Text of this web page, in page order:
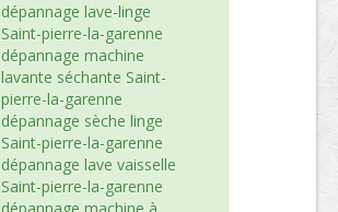
dépannage lave-linge
Saint-pierre-la-garenne
dépannage machine
lavante séchante Saint-
pierre-la-garenne
dépannage sèche linge
Saint-pierre-la-garenne
dépannage lave vaisselle
Saint-pierre-la-garenne